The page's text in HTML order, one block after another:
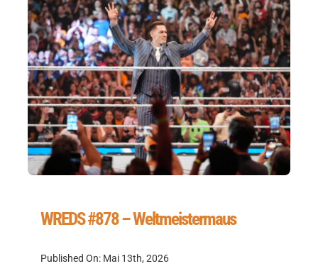
WREDS #878 – Weltmeistermaus
Published On: Mai 13th, 2026